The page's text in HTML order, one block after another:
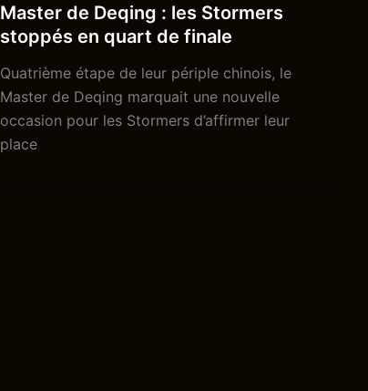
Master de Deqing : les Stormers
stoppés en quart de finale
Quatrième étape de leur périple chinois, le
Master de Deqing marquait une nouvelle
occasion pour les Stormers d’affirmer leur
place